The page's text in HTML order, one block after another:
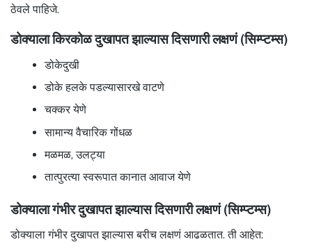
ठेवले पाहिजे.
डोक्याला किरकोळ दुखापत झाल्यास दिसणारी लक्षणं (सिम्प्टम्स)
डोकेदुखी
डोके हलके पडल्यासारखे वाटणे
चक्कर येणे
सामान्य वैचारिक गोंधळ
मळमळ, उलट्या
तात्पुरत्या स्वरूपात कानात आवाज येणे
डोक्याला गंभीर दुखापत झाल्यास दिसणारी लक्षणं (सिम्प्टम्स)
डोक्याला गंभीर दुखापत झाल्यास बरीच लक्षणं आढळतात. ती आहेत: